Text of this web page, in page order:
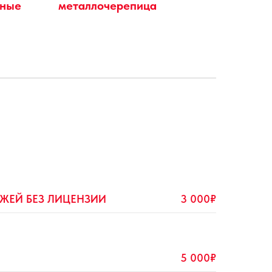
металлочерепица
БЕЗ ЛИЦЕНЗИИ 3 000₽
5 000₽